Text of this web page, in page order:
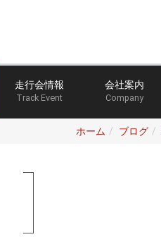
走行会情報
Track Event
会社案内
Company
ホーム ブログ